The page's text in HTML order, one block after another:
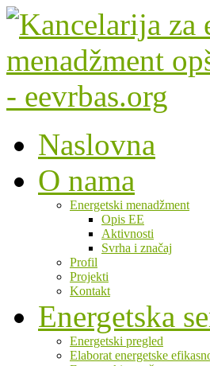
Naslovna
O nama
Energetski menadžment
Opis EE
Aktivnosti
Svrha i značaj
Profil
Projekti
Kontakt
Energetska
Energetski pregled
Elaborat energetske